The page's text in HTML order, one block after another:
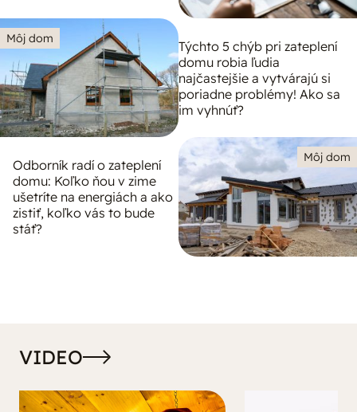
Môj dom
Týchto 5 chýb pri zateplení
domu robia ľudia
najčastejšie a vytvárajú si
poriadne problémy! Ako sa
im vyhnúť?
Môj dom
Odborník radí o zateplení
domu: Koľko ňou v zime
ušetríte na energiách a ako
zistiť, koľko vás to bude
stáť?
VIDEO